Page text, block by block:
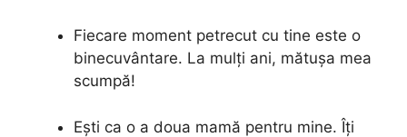
Fiecare moment petrecut cu tine este o
binecuvântare. La mulți ani, mătușa mea
scumpă!
Ești ca o a doua mamă pentru mine. Îți